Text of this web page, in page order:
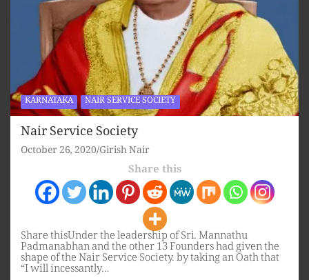
KARNATAKA NAIR SERVICE SOCIETY
Nair Service Society
October 26, 2020 Girish Nair
Share this
Share thisUnder the leadership of Sri. Mannathu
Padmanabhan and the other 13 Founders had given the
shape of the Nair Service Society. by taking an Oath that
“I will incessantly…